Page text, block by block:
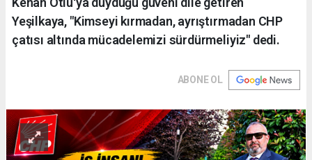
Yeşilkaya, "Kimseyi kırmadan, ayrıştırmadan CHP
çatısı altında mücadelemizi sürdürmeliyiz" dedi.
ABONE OL